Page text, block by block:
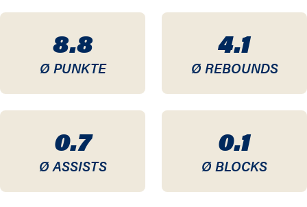
8.8
Ø PUNKTE
4.1
Ø REBOUNDS
0.7
Ø ASSISTS
0.1
Ø BLOCKS